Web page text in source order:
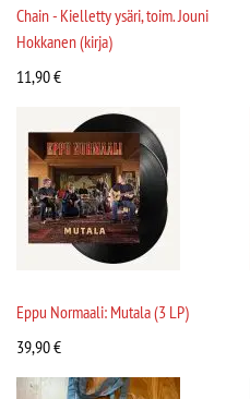
Chain - Kielletty ysäri, toim. Jouni
Hokkanen (kirja)
11,90€
Eppu Normaali: Mutala (3 LP)
39,90€